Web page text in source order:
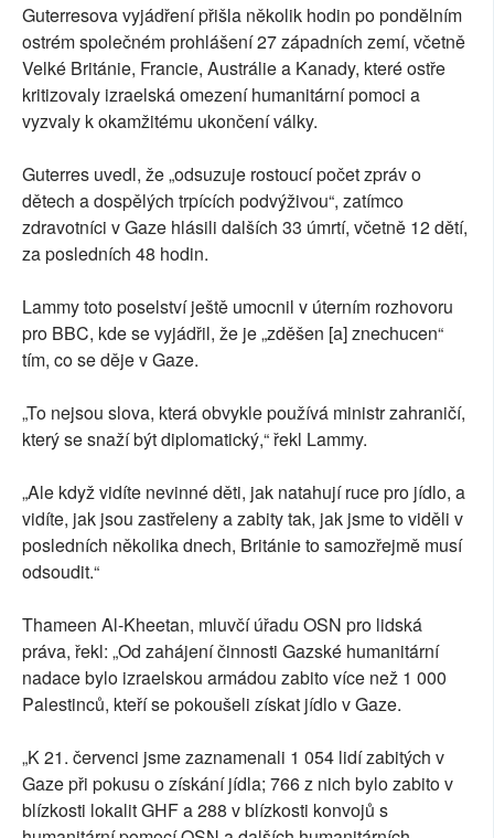
Guterresova vyjádření přišla několik hodin po pondělním
ostrém společném prohlášení 27 západních zemí, včetně
Velké Británie, Francie, Austrálie a Kanady, které ostře
kritizovaly izraelská omezení humanitární pomoci a
vyzvaly k okamžitému ukončení války.
Guterres uvedl, že „odsuzuje rostoucí počet zpráv o
dětech a dospělých trpících podvýživou“, zatímco
zdravotníci v Gaze hlásili dalších 33 úmrtí, včetně 12 dětí,
za posledních 48 hodin.
Lammy toto poselství ještě umocnil v úterním rozhovoru
pro BBC, kde se vyjádřil, že je „zděšen [a] znechucen“
tím, co se děje v Gaze.
„To nejsou slova, která obvykle používá ministr zahraničí,
který se snaží být diplomatický,“ řekl Lammy.
„Ale když vidíte nevinné děti, jak natahují ruce pro jídlo, a
vidíte, jak jsou zastřeleny a zabity tak, jak jsme to viděli v
posledních několika dnech, Británie to samozřejmě musí
odsoudit.“
Thameen Al-Kheetan, mluvčí úřadu OSN pro lidská
práva, řekl: „Od zahájení činnosti Gazské humanitární
nadace bylo izraelskou armádou zabito více než 1 000
Palestinců, kteří se pokoušeli získat jídlo v Gaze.
„K 21. červenci jsme zaznamenali 1 054 lidí zabitých v
Gaze při pokusu o získání jídla; 766 z nich bylo zabito v
blízkosti lokalit GHF a 288 v blízkosti konvojů s